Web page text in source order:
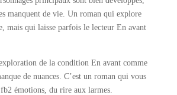
manquent de vie. Un roman qui explore
mais qui laisse parfois le lecteur En avant
de la condition En avant comme
de nuances. C’est un roman qui vous
émotions, du rire aux larmes.